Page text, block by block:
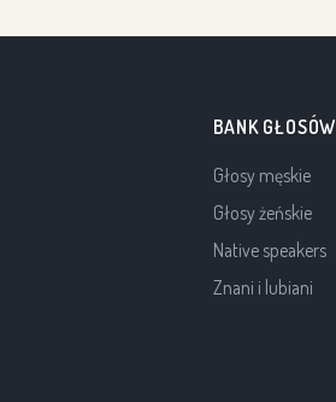
BANK GŁOSÓW
Głosy męskie
Głosy żeńskie
Native speakers
Znani i lubiani